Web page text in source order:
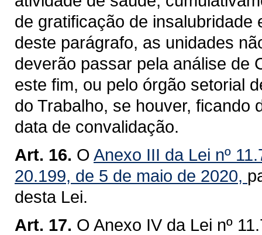
de gratificação de
deste parágrafo, as unidades
deverão passar pela análise de
este fim, ou pelo órgão setorial
do Trabalho, se houver, ficando
data de convalidação.
Art. 16. O Anexo III da Lei nº
20.199, de 5 de maio de 2020,
desta Lei.
Art. 17. O Anexo IV da Lei nº